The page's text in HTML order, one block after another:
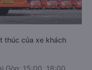
thúc của xe khách
Gòn: 15:00, 18:00,